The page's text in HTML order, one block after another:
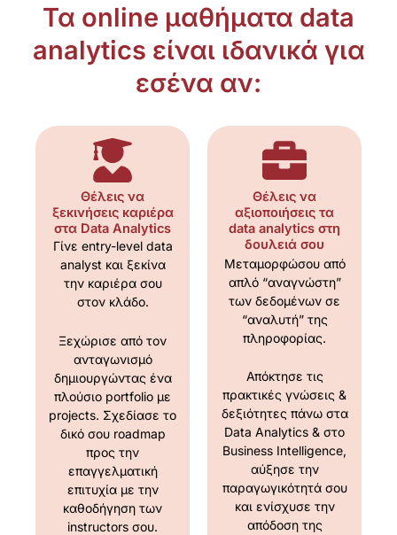
Τα online μαθήματα data
analytics είναι ιδανικά για
εσένα αν:
Θέλεις να
ξεκινήσεις καριέρα
στα Data Analytics
Γίνε entry-level data
analyst και ξεκίνα
την καριέρα σου
στον κλάδο.
Ξεχώρισε από τον
ανταγωνισμό
δημιουργώντας ένα
πλούσιο portfolio με
projects. Σχεδίασε το
δικό σου roadmap
προς την
επαγγελματική
επιτυχία με την
καθοδήγηση των
instructors σου.
Θέλεις να
αξιοποιήσεις τα
data analytics στη
δουλειά σου
Μεταμορφώσου από
απλό “αναγνώστη”
των δεδομένων σε
“αναλυτή” της
πληροφορίας.
Απόκτησε τις
πρακτικές γνώσεις &
δεξιότητες πάνω στα
Data Analytics & στο
Business Intelligence,
αύξησε την
παραγωγικότητά σου
και ενίσχυσε την
απόδοση της